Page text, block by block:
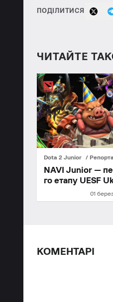
ПОДІЛИТИСЯ
ЧИТАЙТЕ
Dota 2 Junior
01
NAVI Junior —
го етапу UESF
Championship
КОМЕНТАРІ